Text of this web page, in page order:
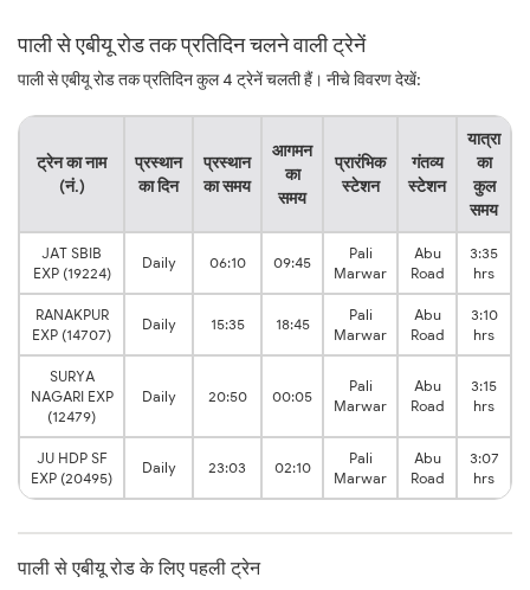
पाली से एबीयू रोड तक प्रतिदिन चलने वाली ट्रेनें
पाली से एबीयू रोड तक प्रतिदिन कुल 4 ट्रेनें चलती हैं। नीचे विवरण देखें:
ट्रेन का नाम
(नं.)
प्रस्थान
का दिन
प्रस्थान
का समय
आगमन
का
समय
प्रारंभिक
स्टेशन
गंतव्य
स्टेशन
यात्रा
का
कुल
समय
JAT SBIB
EXP (19224)
Daily 06:10 09:45
Pali
Marwar
Abu
Road
3:35
hrs
RANAKPUR
EXP (14707)
Daily 15:35 18:45
Pali
Marwar
Abu
Road
3:10
hrs
SURYA
NAGARI EXP
(12479)
Daily 20:50 00:05
Pali
Marwar
Abu
Road
3:15
hrs
JU HDP SF
EXP (20495)
Daily 23:03 02:10
Pali
Marwar
Abu
Road
3:07
hrs
पाली से एबीयू रोड के लिए पहली ट्रेन